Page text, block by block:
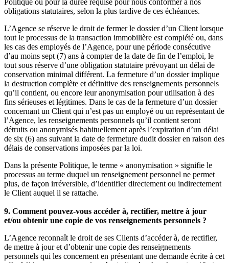
obligations statutaires, selon la plus tardive de ces échéances.
L’Agence se réserve le droit de fermer le dossier d’un Client lorsque
tout le processus de la transaction immobilière est complété ou, dans
les cas des employés de l’Agence, pour une période consécutive
d’au moins sept (7) ans à compter de la date de fin de l’emploi, le
tout sous réserve d’une obligation statutaire prévoyant un délai de
conservation minimal différent. La fermeture d’un dossier implique
la destruction complète et définitive des renseignements personnels
qu’il contient, ou encore leur anonymisation pour utilisation à des
fins sérieuses et légitimes. Dans le cas de la fermeture d’un dossier
concernant un Client qui n’est pas un employé ou un représentant de
l’Agence, les renseignements personnels qu’il contient seront
détruits ou anonymisés habituellement après l’expiration d’un délai
de six (6) ans suivant la date de fermeture dudit dossier en raison des
délais de conservations imposées par la loi.
Dans la présente Politique, le terme « anonymisation » signifie le
processus au terme duquel un renseignement personnel ne permet
plus, de façon irréversible, d’identifier directement ou indirectement
le Client auquel il se rattache.
9. Comment pouvez-vous accéder à, rectifier, mettre à jour
et/ou obtenir une copie de vos renseignements personnels ?
L’Agence reconnaît le droit de ses Clients d’accéder à, de rectifier,
de mettre à jour et d’obtenir une copie des renseignements
personnels qui les concernent en présentant une demande écrite à cet